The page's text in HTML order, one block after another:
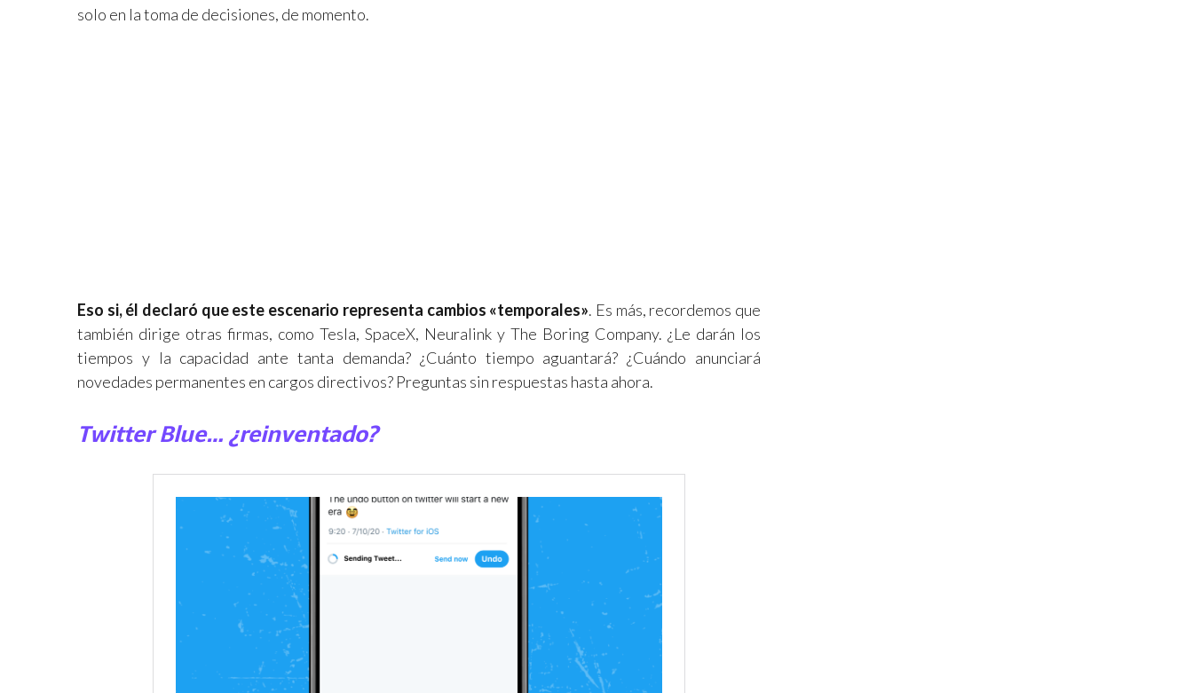
solo en la toma de decisiones, de momento.
Eso si, él declaró que este escenario representa cambios «temporales». Es más, recordemos que
también dirige otras firmas, como Tesla, SpaceX, Neuralink y The Boring Company. ¿Le darán los
tiempos y la capacidad ante tanta demanda? ¿Cuánto tiempo aguantará? ¿Cuándo anunciará
novedades permanentes en cargos directivos? Preguntas sin respuestas hasta ahora.
Twitter Blue… ¿reinventado?